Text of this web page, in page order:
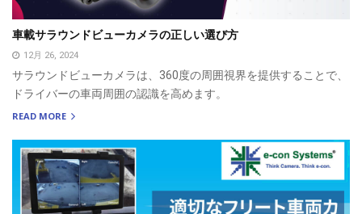
車載サラウンドビューカメラの正しい選び方
12月 26, 2024
サラウンドビューカメラは、360度の周囲視界を提供することで、
ドライバーの車両周囲の認識を高めます。
READ MORE